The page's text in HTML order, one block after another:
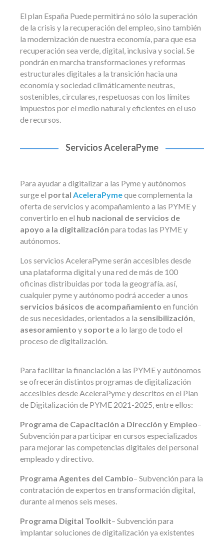
El plan España Puede permitirá no sólo la superación
de la crisis y la recuperación del empleo, sino también
la modernización de nuestra economía, para que esa
recuperación sea verde, digital, inclusiva y social. Se
pondrán en marcha transformaciones y reformas
estructurales digitales a la transición hacia una
economía y sociedad climáticamente neutras,
sostenibles, circulares, respetuosas con los límites
impuestos por el medio natural y eficientes en el uso
de recursos.
Servicios AceleraPyme
Para ayudar a digitalizar a las Pyme y autónomos
surge el portal AceleraPymeque complementa la
oferta de servicios y acompañamiento a las PYME y
convertirlo en el hub nacional de servicios de
apoyo a la digitalización para todas las PYME y
autónomos.
Los servicios AceleraPyme serán accesibles desde
una plataforma digital y una red de más de 100
oficinas distribuidas por toda la geografía. así,
cualquier pyme y autónomo podrá acceder a unos
servicios básicos de acompañamiento en función
de sus necesidades, orientados a la sensibilización,
asesoramiento y soportea lo largo de todo el
proceso de digitalización.
Para facilitar la financiación a las PYME y autónomos
se ofrecerán distintos programas de digitalización
accesibles desde AceleraPyme y descritos en el Plan
de Digitalización de PYME 2021-2025, entre ellos:
Programa de Capacitación a Dirección y Empleo–
Subvención para participar en cursos especializados
para mejorar las competencias digitales del personal
empleado y directivo.
Programa Agentes del Cambio– Subvención para la
contratación de expertos en transformación digital,
durante al menos seis meses.
Programa Digital Toolkit– Subvención para
implantar soluciones de digitalización ya existentes